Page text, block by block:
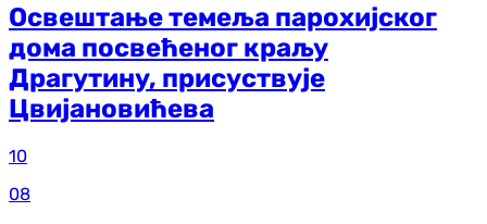
Освештање темеља парохијског
дома посвећеног краљу
Драгутину, присуствује
Цвијановићева
10
08